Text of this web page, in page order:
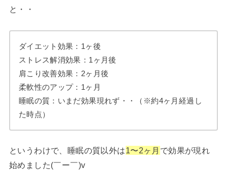
と・・
ダイエット効果：1ヶ後
ストレス解消効果：1ヶ月後
肩こり改善効果：2ヶ月後
柔軟性のアップ：1ヶ月
睡眠の質：いまだ効果現れず・・（※約4ヶ月経過し
た時点）
というわけで、睡眠の質以外は1〜2ヶ月 で効果が現れ
始めました(￣ー￣)v